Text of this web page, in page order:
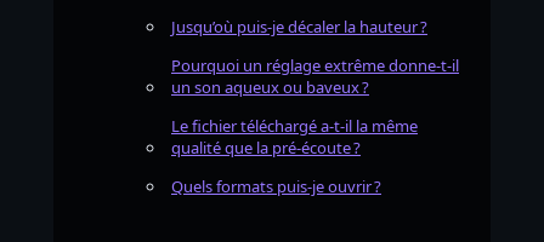
Jusqu’où puis-je décaler la hauteur ?
Pourquoi un réglage extrême donne-t-il
un son aqueux ou baveux ?
Le fichier téléchargé a-t-il la même
qualité que la pré-écoute ?
Quels formats puis-je ouvrir ?